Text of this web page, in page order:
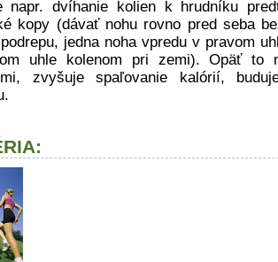
napr. dvíhanie kolien k hrudníku
kopy (dávať nohu rovno pred seba
jedna noha vpredu v pravom
uhle kolenom pri zemi). Opäť to
zvyšuje spaľovanie kalórií,